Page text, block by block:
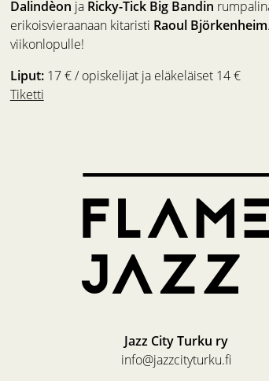
Dalindèon ja Ricky-Tick Big Bandin
erikoisvieraanaan kitaristi Raoul Björkenheim
viikonlopulle!
Liput:17 € / opiskelijat ja eläkeläiset 14 €
Tiketti
Jazz City Turku ry
info@jazzcityturku.fi